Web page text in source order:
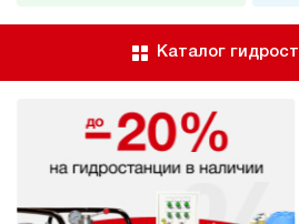
Каталог